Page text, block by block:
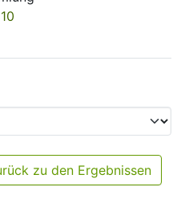
zu den Ergebnissen